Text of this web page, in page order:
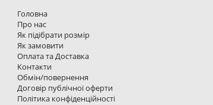
Головна
Про нас
Як підібрати розмір
Як замовити
Оплата та Доставка
Контакти
Обмін/повернення
Договір публічної оферти
Політика конфіденційності